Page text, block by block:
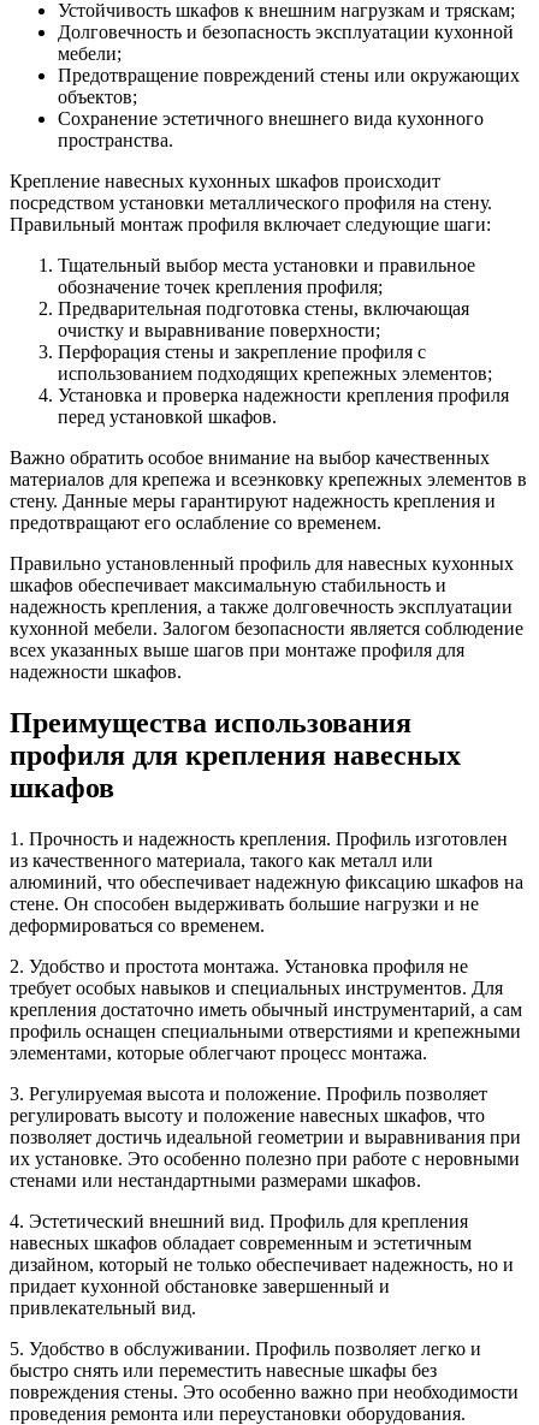
Устойчивость шкафов к внешним нагрузкам и тряскам;
Долговечность и безопасность эксплуатации кухонной
мебели;
Предотвращение повреждений стены или окружающих
объектов;
Сохранение эстетичного внешнего вида кухонного
пространства.
Крепление навесных кухонных шкафов происходит
посредством установки металлического профиля на стену.
Правильный монтаж профиля включает следующие шаги:
Тщательный выбор места установки и правильное
обозначение точек крепления профиля;
Предварительная подготовка стены, включающая
очистку и выравнивание поверхности;
Перфорация стены и закрепление профиля с
использованием подходящих крепежных элементов;
Установка и проверка надежности крепления профиля
перед установкой шкафов.
Важно обратить особое внимание на выбор качественных
материалов для крепежа и всеэнковку крепежных элементов в
стену. Данные меры гарантируют надежность крепления и
предотвращают его ослабление со временем.
Правильно установленный профиль для навесных кухонных
шкафов обеспечивает максимальную стабильность и
надежность крепления, а также долговечность эксплуатации
кухонной мебели. Залогом безопасности является соблюдение
всех указанных выше шагов при монтаже профиля для
надежности шкафов.
Преимущества использования
профиля для крепления навесных
шкафов
1. Прочность и надежность крепления. Профиль изготовлен
из качественного материала, такого как металл или
алюминий, что обеспечивает надежную фиксацию шкафов на
стене. Он способен выдерживать большие нагрузки и не
деформироваться со временем.
2. Удобство и простота монтажа. Установка профиля не
требует особых навыков и специальных инструментов. Для
крепления достаточно иметь обычный инструментарий, а сам
профиль оснащен специальными отверстиями и крепежными
элементами, которые облегчают процесс монтажа.
3. Регулируемая высота и положение. Профиль позволяет
регулировать высоту и положение навесных шкафов, что
позволяет достичь идеальной геометрии и выравнивания при
их установке. Это особенно полезно при работе с неровными
стенами или нестандартными размерами шкафов.
4. Эстетический внешний вид. Профиль для крепления
навесных шкафов обладает современным и эстетичным
дизайном, который не только обеспечивает надежность, но и
придает кухонной обстановке завершенный и
привлекательный вид.
5. Удобство в обслуживании. Профиль позволяет легко и
быстро снять или переместить навесные шкафы без
повреждения стены. Это особенно важно при необходимости
проведения ремонта или переустановки оборудования.